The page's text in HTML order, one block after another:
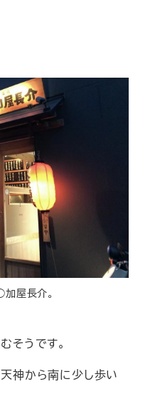
屋長介。
そうです。
天神から南に少し歩い